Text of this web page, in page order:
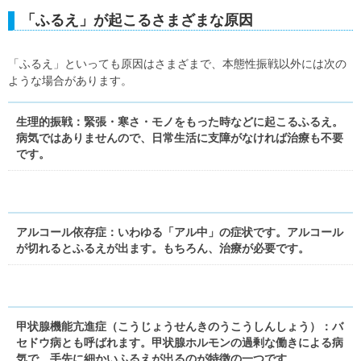
「ふるえ」が起こるさまざまな原因
「ふるえ」といっても原因はさまざまで、本態性振戦以外には次の
ような場合があります。
生理的振戦：緊張・寒さ・モノをもった時などに起こるふるえ。
病気ではありませんので、日常生活に支障がなければ治療も不要
です。
アルコール依存症：いわゆる「アル中」の症状です。アルコール
が切れるとふるえが出ます。もちろん、治療が必要です。
甲状腺機能亢進症（こうじょうせんきのうこうしんしょう）：バ
セドウ病とも呼ばれます。甲状腺ホルモンの過剰な働きによる病